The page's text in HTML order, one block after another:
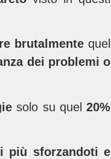
brutalmentequel
dei problemi o
solo su quel 20%
più sforzandoti e